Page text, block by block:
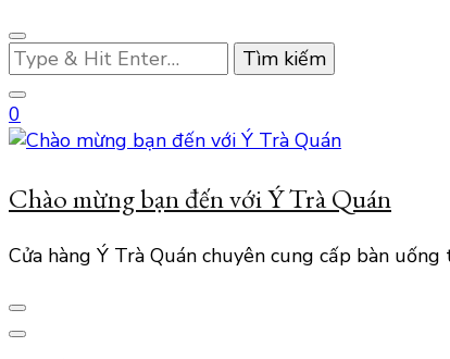
Bạn
muốn
tìm
kiếm?
0
Chào mừng bạn đến với Ý Trà Quán
Cửa hàng Ý Trà Quán chuyên cung cấp bàn